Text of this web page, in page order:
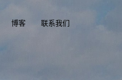
博客 联系我们